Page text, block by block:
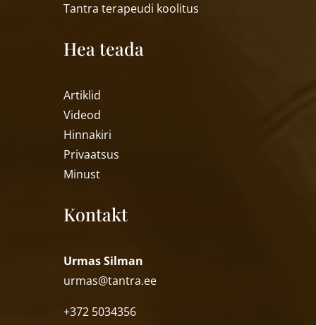
Tantra terapeudi koolitus
Hea teada
Artiklid
Videod
Hinnakiri
Privaatsus
Minust
Kontakt
Urmas Silman
urmas@tantra.ee
+372 5034356